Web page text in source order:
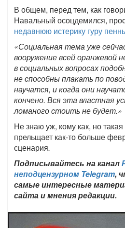
В общем, перед тем, как
Навальный осоцдемился,
недавнюю истерику гуру
«Социальная тема уже
вооружение всей оранжевой
в социальных вопросах
не способны плакать по
научатся, и когда они
кончено. Вся эта властная
ломаного стоить не будет.»
Не знаю уж, кому как, но
прельщает как-то больше
сценария.
Подписывайтесь на канал
неподцензурном Telegram,
самые интересные
сайта и мнения редакции.